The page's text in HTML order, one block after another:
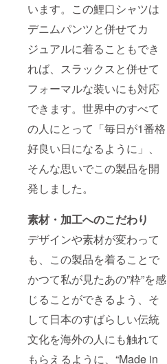
います。この鯉口シャツは
デニムパンツと併せてカ
ジュアルに着ることもでき
れば、スラックスと併せて
フォーマルな装いにも対応
できます。世界中のすべて
の人にとって「毎日が1番格
好良い日になるように」、
そんな思いでこの製品を開
発しました。
素材・加工へのこだわり
デザインや素材が変わって
も、この製品を着ることで
かつて私が見たあの”粋”を感
じることができるよう、そ
して日本のすばらしい伝統
文化を海外の人にも触れて
もらえるように、“Made in